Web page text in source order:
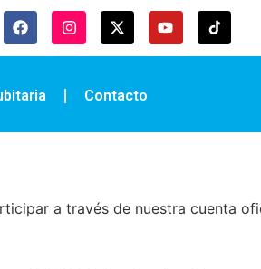
Contacto
a través de nuestra cuenta